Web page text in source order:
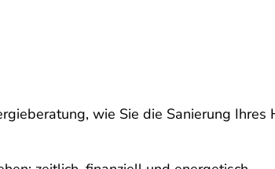
wie Sie die Sanierung Ihres